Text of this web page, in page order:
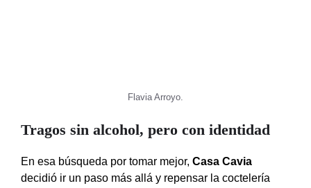
Flavia Arroyo.
Tragos sin alcohol, pero con identidad
En esa búsqueda por tomar mejor, Casa Cavia
decidió ir un paso más allá y repensar la coctelería